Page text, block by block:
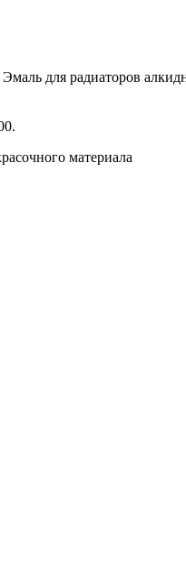
для радиаторов
материала